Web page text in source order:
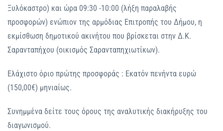
Ξυλόκαστρο) και ώρα 09:30 -10:00 (λήξη παραλαβής
προσφορών) ενώπιον της αρμόδιας Επιτροπής του Δήμου, η
εκμίσθωση δημοτικού ακινήτου που βρίσκεται στην Δ.Κ.
Σαρανταπήχου (οικισμός Σαρανταπηχιωτίκων).
Ελάχιστο όριο πρώτης προσφοράς : Εκατόν πενήντα ευρώ
(150,00€) μηνιαίως.
Συνημμένα δείτε τους όρους της αναλυτικής διακήρυξης του
διαγωνισμού.